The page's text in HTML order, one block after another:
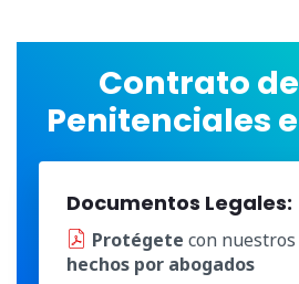
Contrato
Penitenciales
Documentos Legales:
Protégete con
hechos por abogados